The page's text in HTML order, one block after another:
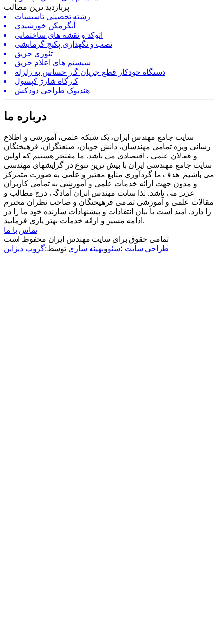
پربازدید ترین مطالب
رشته تحصیلی تاسیسات
آبگرمکن خورشیدی
اتوکد و نقشه های ساختمانی
نصب و نگهداری پکیج گرمایشی
تئوری حریق
سیستم های اعلام حریق
دستگاه خودکار قطع جریان گاز حساس به زلزله
کارگاه شارژ کپسول
هندبوک طراحی دودکش
درباره ما
سایت جامع مهندس ایران، یک شبکه علمی، آموزشی و اطلاع
رسانی ویژه تمامی مهندسان، دانش جویان، صنعتگران، فرهیختگان
و فعالان علمی ، اقتصادی می باشد. ما مفتخر هستیم که اولین
سایت جامع مهندسی ایران با بیش ترین تنوع در گرایشهای مهندسی
می باشیم. هدف ما گردآوری منابع معتبر و علمی به صورت متمرکز
و مدون جهت ارائه خدمات علمی و آموزشی به تمامی کاربران
عزیز می باشد. لذا سایت مهندس ایران آمادگی درج مطالب و
مقالات علمی و آموزشی تمامی فرهیختگان و صاحب نظران محترم
را دارد. امید است با بیان انتقادات و پیشنهادات سازنده خود ما را در
ادامه مسیر و ارائه خدمات بهتر یاری فرمایید.
تماس با ما
تمامی حقوق برای سایت مهندس ایران محفوظ است
طراحی سایت ؛سئووبهینه سازی توسط:گروپ دیزاین